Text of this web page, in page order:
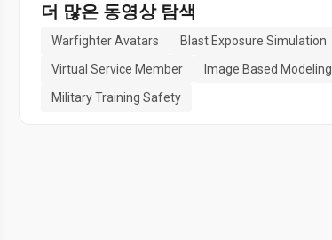
더 많은 동영상 탐색
Warfighter Avatars Blast Exposure Simulation
Virtual Service Member
Image Based Modeling
Military Training Safety